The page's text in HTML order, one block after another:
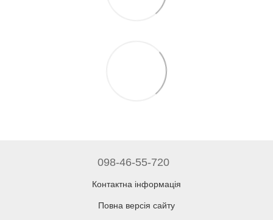
098-46-55-720
Контактна інформація
Повна версія сайту